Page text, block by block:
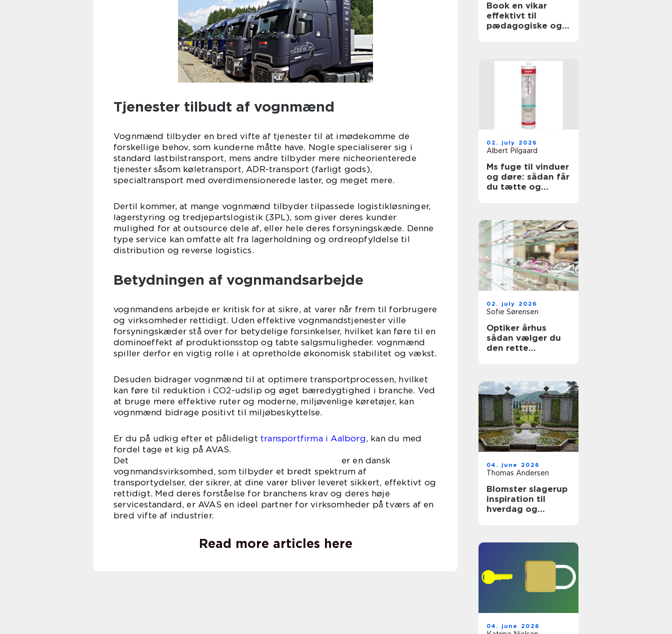
Tjenester tilbudt af vognmænd
Vognmænd tilbyder en bred vifte af tjenester til at imødekomme de
forskellige behov, som kunderne måtte have. Nogle specialiserer sig i
standard lastbilstransport, mens andre tilbyder mere nicheorienterede
tjenester såsom køletransport, ADR-transport (farligt gods),
specialtransport med overdimensionerede laster, og meget mere.
Dertil kommer, at mange vognmænd tilbyder tilpassede logistikløsninger,
lagerstyring og tredjepartslogistik (3PL), som giver deres kunder
mulighed for at outsource dele af, eller hele deres forsyningskæde. Denne
type service kan omfatte alt fra lagerholdning og ordreopfyldelse til
distribution og reverse logistics.
Betydningen af vognmandsarbejde
vognmandens arbejde er kritisk for at sikre, at varer når frem til forbrugere
og virksomheder rettidigt. Uden effektive vognmandstjenester ville
forsyningskæder stå over for betydelige forsinkelser, hvilket kan føre til en
dominoeffekt af produktionsstop og tabte salgsmuligheder. vognmænd
spiller derfor en vigtig rolle i at opretholde økonomisk stabilitet og vækst.
Desuden bidrager vognmænd til at optimere transportprocessen, hvilket
kan føre til reduktion i CO2-udslip og øget bæredygtighed i branche. Ved
at bruge mere effektive ruter og moderne, miljøvenlige køretøjer, kan
vognmænd bidrage positivt til miljøbeskyttelse.
Er du på udkig efter et pålideligt transportfirma i Aalborg, kan du med
fordel tage et kig på AVAS.
Det er en dansk
vognmandsvirksomhed, som tilbyder et bredt spektrum af
transportydelser, der sikrer, at dine varer bliver leveret sikkert, effektivt og
rettidigt. Med deres forståelse for branchens krav og deres høje
servicestandard, er AVAS en ideel partner for virksomheder på tværs af en
bred vifte af industrier.
Read more articles here
Book en vikar
effektivt til
pædagogiske og
02. july 2026
Albert Pilgaard
Ms fuge til vinduer
og døre: sådan får
du tætte og
02. july 2026
Sofie Sørensen
Optiker århus
sådan vælger du
den rette
04. june 2026
Thomas Andersen
Blomster slagerup
inspiration til
hverdag og
04. june 2026